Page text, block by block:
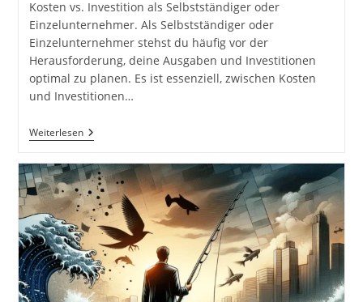
Kosten vs. Investition als Selbstständiger oder
Einzelunternehmer. Als Selbstständiger oder
Einzelunternehmer stehst du häufig vor der
Herausforderung, deine Ausgaben und Investitionen
optimal zu planen. Es ist essenziell, zwischen Kosten
und Investitionen…
WeiterlesenKosten
Vs.
Als
Selbstständiger
Oder
Einzelunternehmer
Inkl.
37
Tipps
Und
Tricks